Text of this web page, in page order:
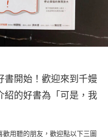
書開始！歡迎來到千嫚
紹的好書為「可是，我
用聽的朋友，歡迎點以下三圖